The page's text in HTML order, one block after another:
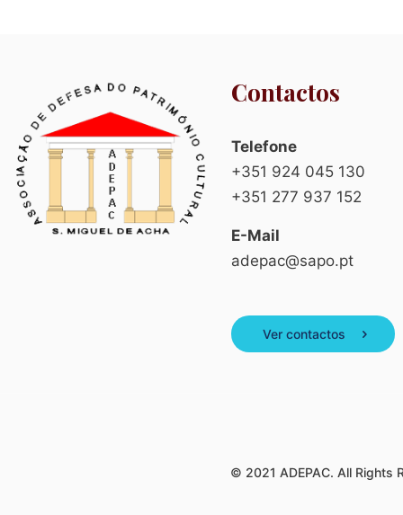
Contactos
Telefone
+351 924 045 130
+351 277 937 152
E-Mail
adepac@sapo.pt
Ver contactos
© 2021 ADEPAC. All Rights